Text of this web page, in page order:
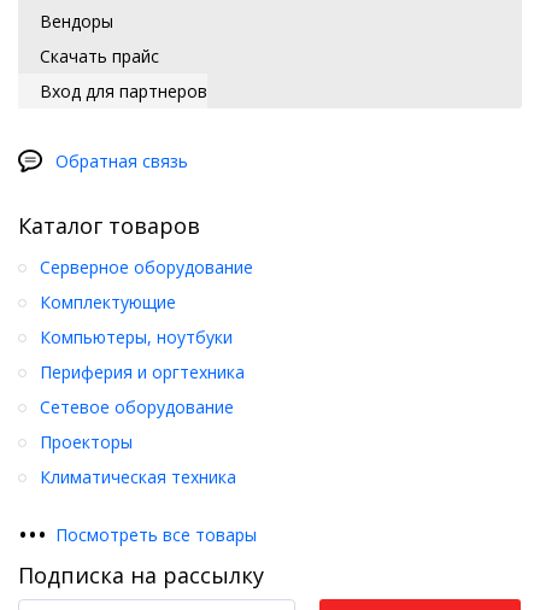
Вендоры
Скачать прайс
Вход для партнеров
Обратная связь
Каталог товаров
Серверное оборудование
Комплектующие
Компьютеры, ноутбуки
Периферия и оргтехника
Сетевое оборудование
Проекторы
Климатическая техника
••• Посмотреть все товары
Подписка на рассылку